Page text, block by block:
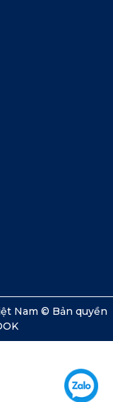
Nam © Bản quyền